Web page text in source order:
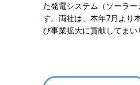
た発電システム（ソーラ
す。両社は、本年7月より
び事業拡大に貢献してまい